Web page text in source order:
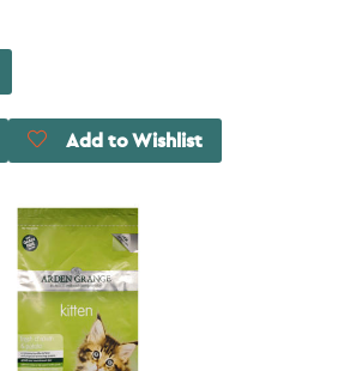
Add to Wishlist